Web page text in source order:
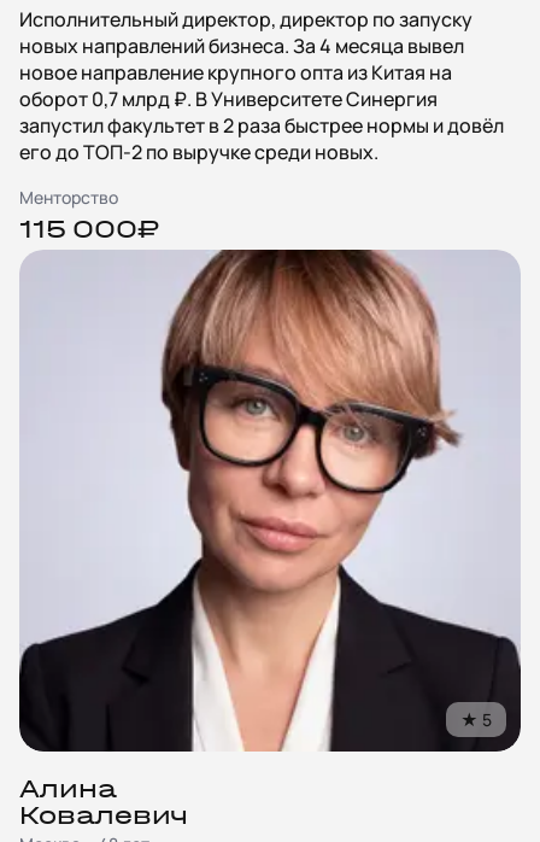
Исполнительный директор, директор по запуску
новых направлений бизнеса. За 4 месяца вывел
новое направление крупного опта из Китая на
оборот 0,7 млрд ₽. В Университете Синергия
запустил факультет в 2 раза быстрее нормы и довёл
его до ТОП‑2 по выручке среди новых.
Менторство
115 000₽
★ 5
Алина
Ковалевич
United Mentors
ИНН
hello@unimentors.ru